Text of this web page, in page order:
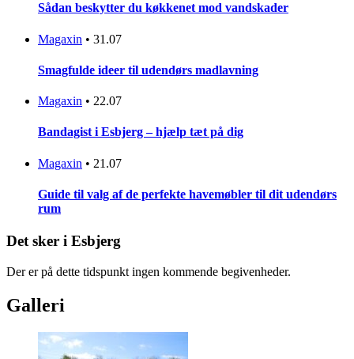
Sådan beskytter du køkkenet mod vandskader
Magaxin • 31.07
Smagfulde ideer til udendørs madlavning
Magaxin • 22.07
Bandagist i Esbjerg – hjælp tæt på dig
Magaxin • 21.07
Guide til valg af de perfekte havemøbler til dit udendørs
rum
Det sker i Esbjerg
Der er på dette tidspunkt ingen kommende begivenheder.
Galleri